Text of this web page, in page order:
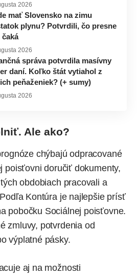
2026
mať Slovensko na zimu
plynu? Potvrdili, čo presne
čaká
2026
správa potvrdila masívny
daní. Koľko štát vytiahol z
peňaženiek? (+ sumy)
2026
Ale ako?
chýbajú odpracované
poisťovni doručiť dokumenty,
obdobiach pracovali a
Kontúra je najlepšie prísť
pobočku Sociálnej poisťovne.
zmluvy, potvrdenia od
výplatné pásky.
aj na možnosti